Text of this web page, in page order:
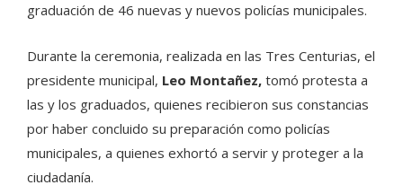
graduación de 46 nuevas y nuevos policías municipales.
Durante la ceremonia, realizada en las Tres Centurias, el
presidente municipal, Leo Montañez, tomó protesta a
las y los graduados, quienes recibieron sus constancias
por haber concluido su preparación como policías
municipales, a quienes exhortó a servir y proteger a la
ciudadanía.